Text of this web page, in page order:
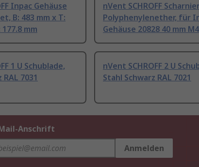
Inpac Gehäuse
B: 483 mm x T:
mm
nVent SCHROFF
Polyphenylenether, für
Gehäuse 20828 40 mm
1 U Schublade,
7031
nVent SCHROFF 2 U
Stahl Schwarz RAL 7021
Anschrift
Anmelden